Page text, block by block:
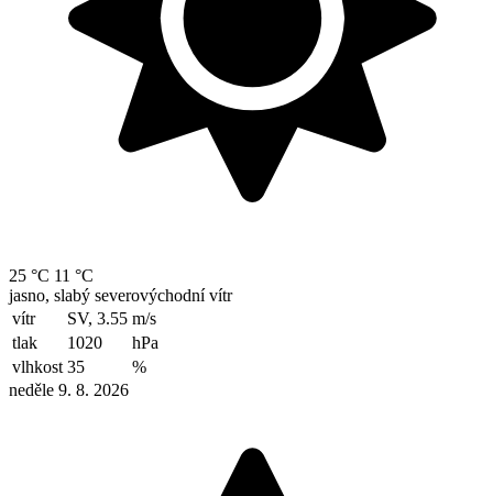
25 °C 11 °C
jasno, slabý severovýchodní vítr
vítr
SV, 3.55 m/s
tlak
1020
hPa
vlhkost 35
%
neděle 9. 8. 2026